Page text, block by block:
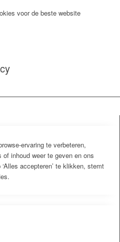
voor de beste website
ervaring te verbeteren,
inhoud weer te geven en ons
accepteren’ te klikken, stemt